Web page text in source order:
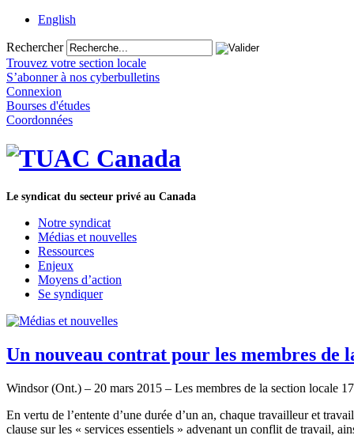
English
Rechercher
Trouvez votre section locale
S’abonner à nos cyberbulletins
Connexion
Bourses d'études
Coordonnées
Le syndicat du secteur privé au Canada
Notre syndicat
Médias et nouvelles
Ressources
Enjeux
Moyens d’action
Se syndiquer
Un nouveau contrat pour les membres de
Windsor (Ont.) – 20 mars 2015 – Les membres de la section locale
En vertu de l’entente d’une durée d’un an, chaque travailleur et
clause sur les « services essentiels » advenant un conflit de travail,